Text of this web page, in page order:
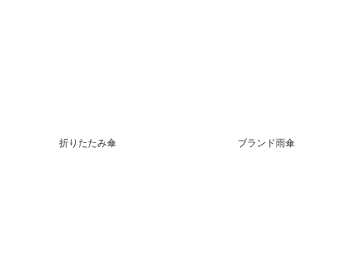
折りたたみ傘 ブランド雨傘